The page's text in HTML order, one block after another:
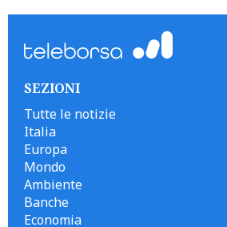
SEZIONI
Tutte le notizie
Italia
Europa
Mondo
Ambiente
Banche
Economia